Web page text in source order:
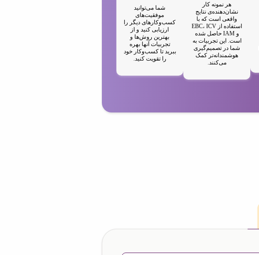
هر نمونه کار
نشان‌دهنده‌ی نتایج
واقعی است که با
استفاده از EBC، ICV
و IAM حاصل شده
است. این تجربیات به
شما در تصمیم‌گیری
هوشمندانه‌تر کمک
می‌کنند.
شما می‌توانید
موفقیت‌های
کسب‌وکارهای دیگر را
ارزیابی کنید و از
بهترین روش‌ها و
تجربیات آنها بهره
ببرید تا کسب‌وکار خود
را تقویت کنید.